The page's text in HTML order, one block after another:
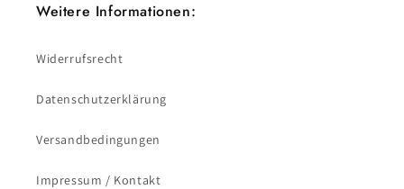
Weitere Informationen:
Widerrufsrecht
Datenschutzerklärung
Versandbedingungen
Impressum / Kontakt